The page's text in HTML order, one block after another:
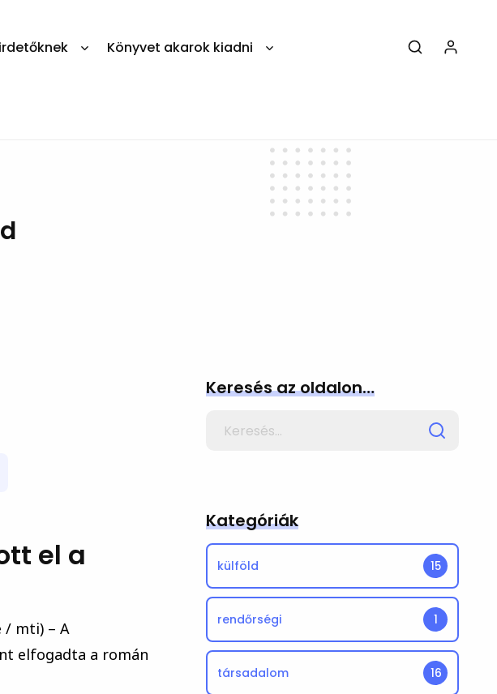
Könyvet akarok kiadni
el a
/ mti) – A
elfogadta a román
Keresés az oldalon…
Kategóriák
külföld 15
rendőrségi 1
társadalom 16